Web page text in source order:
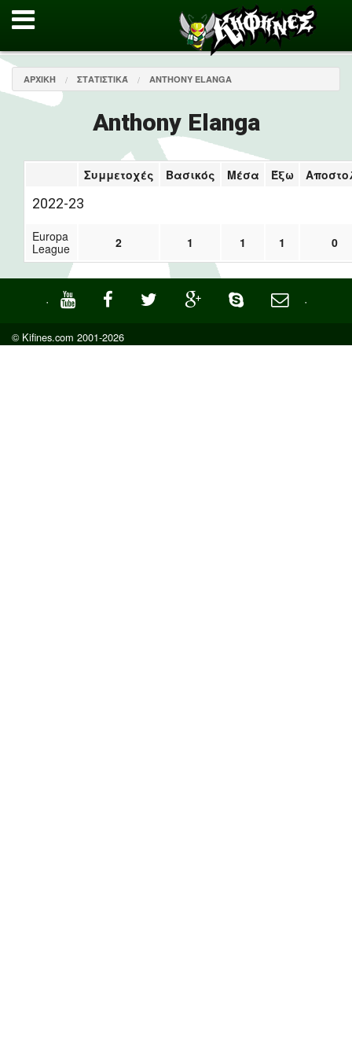
ΑΡΧΙΚΉ ΣΤΑΤΙΣΤΙΚΆ ANTHONY ELANGA
Anthony Elanga
Συμμετοχές Βασικός Μέσα Έξω
2022-23
Europa
League
2 1 1 1 0
· ·
© Kifines.com 2001-2026